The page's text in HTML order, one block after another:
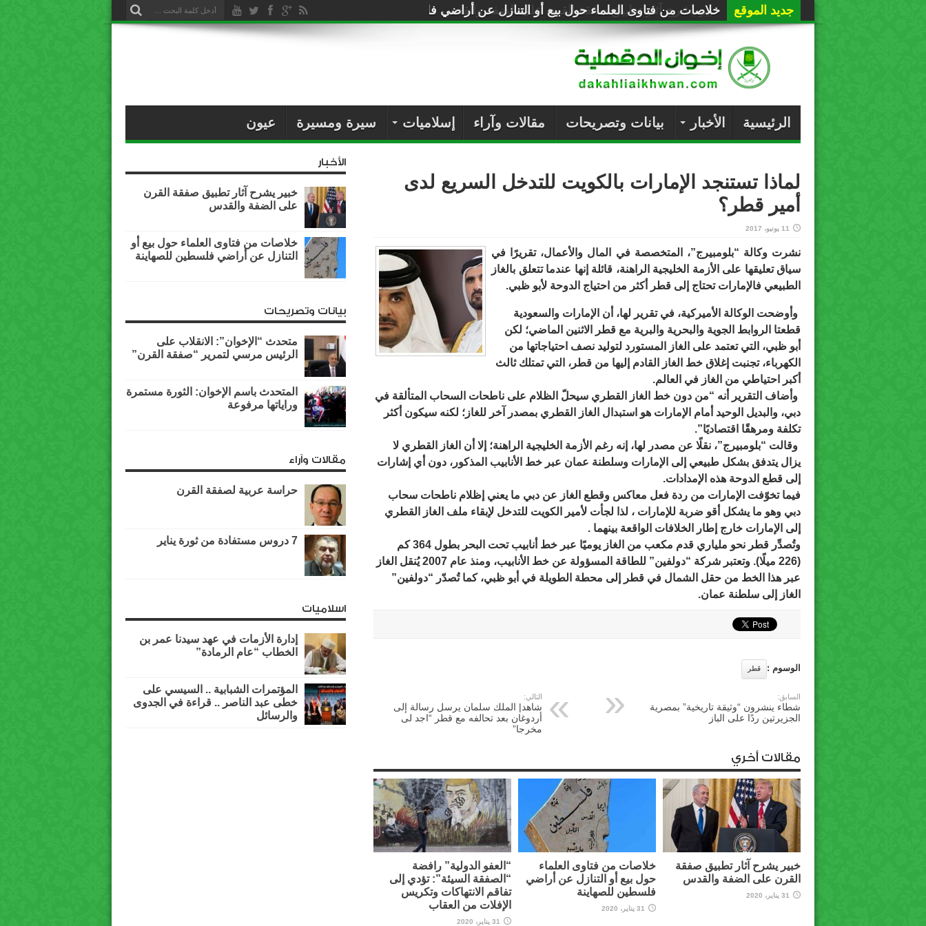
جديد الموقع خلاصات من فتاوى العلماء حول بيع أو التنازل عن أراضي فلسطين للصهاينة
الرئيسية الأخبار بيانات وتصريحات مقالات وآراء إسلاميات سيرة ومسيرة عيون
لماذا تستنجد الإمارات بالكويت للتدخل السريع لدى
أمير قطر؟
11 يونيو، 2017
نشرت وكالة “بلومبيرج”، المتخصصة في المال والأعمال، تقريرًا في
سياق تعليقها على الأزمة الخليجية الراهنة، قائلة إنها عندما تتعلق بالغاز
الطبيعي فالإمارات تحتاج إلى قطر أكثر من احتياج الدوحة لأبو ظبي.
وأوضحت الوكالة الأميركية، في تقرير لها، أن الإمارات والسعودية
قطعتا الروابط الجوية والبحرية والبرية مع قطر الاثنين الماضي؛ لكن
أبو ظبي، التي تعتمد على الغاز المستورد لتوليد نصف احتياجاتها من
الكهرباء، تجنبت إغلاق خط الغاز القادم إليها من قطر، التي تمتلك ثالث
أكبر احتياطي من الغاز في العالم.
وأضاف التقرير أنه “من دون خط الغاز القطري سيحلّ الظلام على ناطحات السحاب المتألقة في
دبي، والبديل الوحيد أمام الإمارات هو استبدال الغاز القطري بمصدر آخر للغاز؛ لكنه سيكون أكثر
تكلفة ومرهقًا اقتصاديًا”.
وقالت “بلومبيرج”، نقلًا عن مصدر لها، إنه رغم الأزمة الخليجية الراهنة؛ إلا أن الغاز القطري لا
يزال يتدفق بشكل طبيعي إلى الإمارات وسلطنة عمان عبر خط الأنابيب المذكور، دون أي إشارات
إلى قطع الدوحة هذه الإمدادات.
فيما تخوّفت الإمارات من ردة فعل معاكس وقطع الغاز عن دبي ما يعني إظلام ناطحات سحاب
دبي وهو ما يشكل أقو ضربة للإمارات ، لذا لجأت لأمير الكويت للتدخل لإبقاء ملف الغاز القطري
إلى الإمارات خارج إطار الخلافات الواقعة بينهما .
وتُصدِّر قطر نحو ملياري قدم مكعب من الغاز يوميًا عبر خط أنابيب تحت البحر بطول 364 كم
(226 ميلًا). وتعتبر شركة “دولفين” للطاقة المسؤولة عن خط الأنابيب، ومنذ عام 2007 يُنقل الغاز
عبر هذا الخط من حقل الشمال في قطر إلى محطة الطويلة في أبو ظبي، كما تُصدّر “دولفين”
الغاز إلى سلطنة عمان.
الوسوم : قطر
السابق:
شطاء ينشرون “وثيقة تاريخية” بمصرية
الجزيرتين ردًا على الباز
التالي:
شاهد| الملك سلمان يرسل رسالة إلى
أردوغان بعد تحالفه مع قطر “اجد لى
مخرجا”
مقالات أخري
خبير يشرح آثار تطبيق صفقة
القرن على الضفة والقدس
31 يناير، 2020
خلاصات من فتاوى العلماء
حول بيع أو التنازل عن أراضي
فلسطين للصهاينة
31 يناير، 2020
“العفو الدولية” رافضة
“الصفقة السيئة”: تؤدي إلى
تفاقم الانتهاكات وتكريس
الإفلات من العقاب
31 يناير، 2020
الأخبار
خبير يشرح آثار تطبيق صفقة القرن
على الضفة والقدس
خلاصات من فتاوى العلماء حول بيع أو
التنازل عن أراضي فلسطين للصهاينة
بيانات وتصريحات
متحدث “الإخوان”: الانقلاب على
الرئيس مرسي لتمرير “صفقة القرن”
المتحدث باسم الإخوان: الثورة مستمرة
وراياتها مرفوعة
مقالات وآراء
حراسة عربية لصفقة القرن
7 دروس مستفادة من ثورة يناير
اسلاميات
إدارة الأزمات في عهد سيدنا عمر بن
الخطاب “عام الرمادة”
المؤتمرات الشبابية .. السيسي على
خطى عبد الناصر .. قراءة في الجدوى
والرسائل